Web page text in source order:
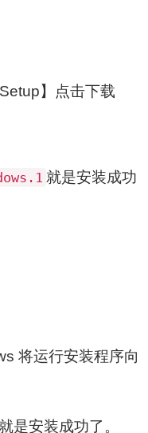
】点击下载
就是安装成功
将运行安装程序向
就是安装成功了。